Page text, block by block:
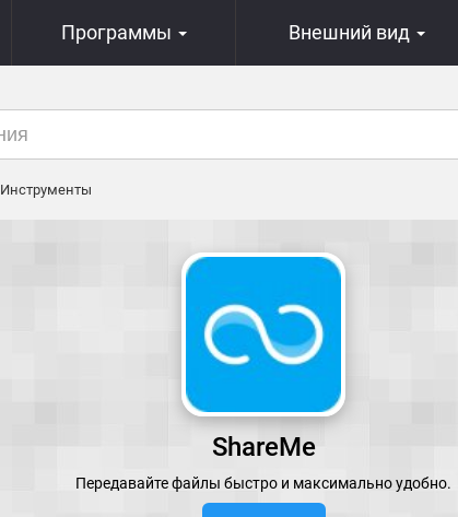
Программы Внешний вид
Инструменты
ShareMe
Передавайте файлы быстро и максимально удобно.